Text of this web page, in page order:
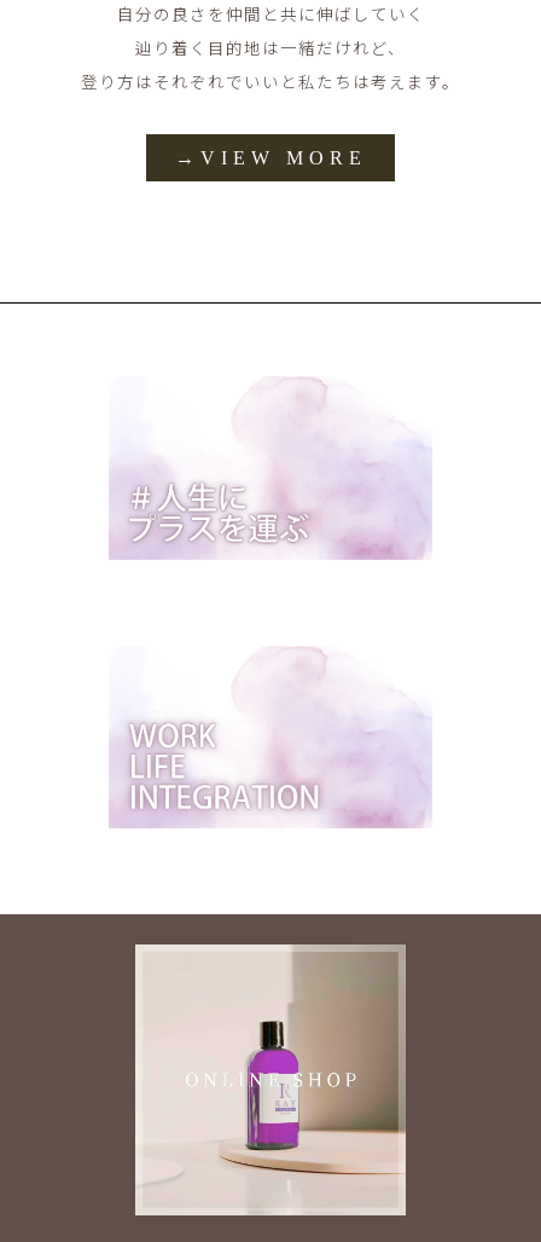
自分の良さを仲間と共に伸ばしていく
辿り着く目的地は一緒だけれど、
登り方はそれぞれでいいと私たちは考えます。
→VIEW MORE